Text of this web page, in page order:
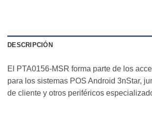
DESCRIPCIÓN
El PTA0156-MSR forma parte de los
para los sistemas POS Android 3nStar,
de cliente y otros periféricos